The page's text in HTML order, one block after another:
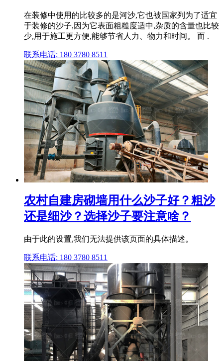
在装修中使用的比较多的是河沙,它也被国家列为了适宜
于装修的沙子,因为它表面粗糙度适中,杂质的含量也比较
少,用于施工更方便,能够节省人力、物力和时间。 而 .
联系电话: 180 3780 8511
农村自建房砌墙用什么沙子好？粗沙
还是细沙？选择沙子要注意啥？
由于此的设置,我们无法提供该页面的具体描述。
联系电话: 180 3780 8511